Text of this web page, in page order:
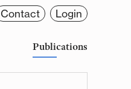
Publications
Contact Login